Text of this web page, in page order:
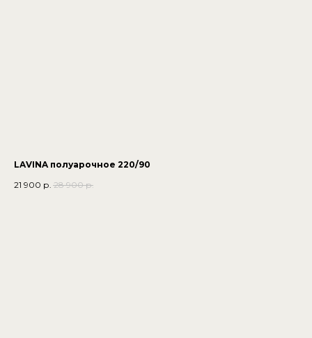
LAVINA полуарочное 220/90
21 900 р. 28 900 р.